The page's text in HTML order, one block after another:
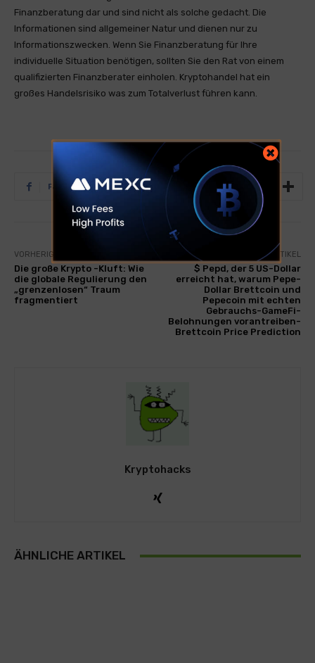
Finanzberatung dar und sind nicht als solche gedacht. Die
Informationen sind allgemeiner Natur und dienen nur zu
Informationszwecken. Wenn Sie Finanzberatung für Ihre
individuelle Situation benötigen, sollten Sie den Rat von einem
qualifizierten Finanzberater einholen. Kryptohandel hat ein
großes Handelsrisiko was zum Totalverlust führen kann.
Facebook Twitter Tumblr
VORHERIGER ARTIKEL
Die große Krypto -Kluft: Wie
die globale Regulierung den
„grenzenlosen“ Traum
fragmentiert
NÄCHSTER ARTIKEL
$ Pepd, der 5 US-Dollar
erreicht hat, warum Pepe-
Dollar Brettcoin und
Pepecoin mit echten
Gebrauchs-GameFi-
Belohnungen vorantreiben-
Brettcoin Price Prediction
Kryptohacks
ÄHNLICHE ARTIKEL